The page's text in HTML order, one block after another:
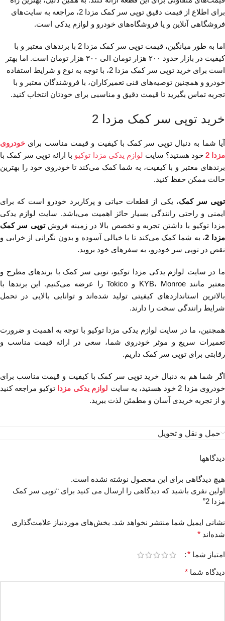
برای اطلاع از قیمت دقیق توپی سر کمک مزدا 2، مراجعه به سایت‌های
فروشگاهی آنلاین و یا فروشگاه‌های خودرو و لوازم یدکی است.
اما به طور میانگین، قیمت توپی سر کمک مزدا 2 با برند‌های معتبر و با
کیفیت در بازار حدود ۲۰۰ هزار تومان الی ۳۰۰ هزار تومان است. اما بهتر
است برای خرید توپی سر کمک مزدا 2، با توجه به نوع و شرایط استفاده
خودرو و همچنین توصیه‌های فنی تعمیرکاران، با فروشندگان معتبر و با
تجربه تماس بگیرید تا قیمت دقیق و مناسبی برای خودتان انتخاب کنید.
خرید توپی سر کمک مزدا 2
آیا شما به دنبال توپی سر کمک با کیفیت و قیمت مناسب برای خودروی
مزدا 2
خود هستید؟ سایت لوازم یدکی مزدا توکیو با ارائه توپی سر کمک با
برند‌های معتبر و با کیفیت، به شما کمک می‌کند تا خودروی خود را بهترین
حالت ممکن حفظ کنید.
توپی سر کمک، یکی از قطعات حیاتی و پرکاربرد خودرو است که برای
ایمنی و راحتی رانندگی بسیار حائز اهمیت می‌باشد. سایت لوازم یدکی
مزدا توکیو با داشتن تجربه و تخصص بالا در زمینه فروشتوپی سر کمک
مزدا 2
، به شما کمک می‌کند تا با خیالی آسوده و بدون نگرانی از خرابی و
نقص در توپی سر خودرو، به سفرهای خود بروید.
ما در سایت لوازم یدکی مزدا توکیو، توپی سر کمک با برند‌های مطرح و
معتبر مانند KYB، Monroe و Tokico را عرضه می‌کنیم. این برندها با
بالاترین استانداردهای کیفیتی تولید شده‌اند و توانایی بالایی در تحمل
شرایط رانندگی سخت را دارند.
همچنین، ما در سایت لوازم یدکی مزدا توکیو با توجه به اهمیت و ضرورت
تعمیرات سریع و موثر خودروی شما، سعی در ارائه قیمت مناسب و
رقابتی برای توپی سر کمک داریم.
اگر شما هم به دنبال خرید توپی سر کمک با کیفیت و قیمت مناسب برای
خودروی مزدا 2 خود هستید، به سایت
لوازم یدکی مزدا توکیو مراجعه کنید
و از تجربه خریدی آسان و مطمئن لذت ببرید.
حمل و نقل و تحویل
دیدگاهها
هیچ دیدگاهی برای این محصول نوشته نشده است.
اولین نفری باشید که دیدگاهی را ارسال می کنید برای “توپی سر کمک
مزدا 2”
نشانی ایمیل شما منتشر نخواهد شد. بخش‌های موردنیاز علامت‌گذاری
شده‌اند *
امتیاز شما *
دیدگاه شما *